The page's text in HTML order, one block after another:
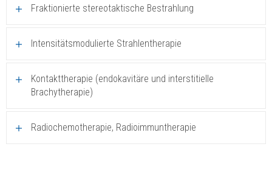
Fraktionierte stereotaktische Bestrahlung
Intensitätsmodulierte Strahlentherapie
Kontakttherapie (endokavitäre und interstitielle
Brachytherapie)
Radiochemotherapie, Radioimmuntherapie